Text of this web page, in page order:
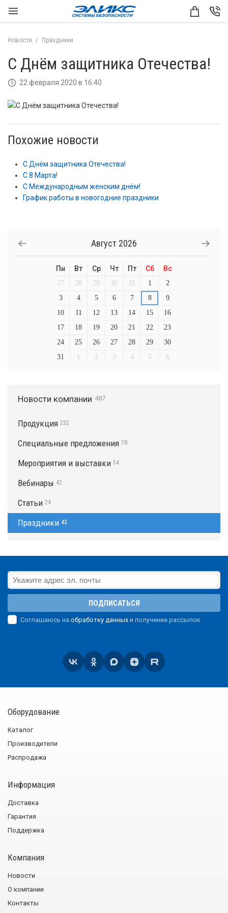
Новости Праздники
С Днём защитника Отечества!
22 февраля 2020 в 16:40
Похожие новости
С Днём защитника Отечества!
С 8 Марта!
С Международным женским днём!
График работы в новогодние праздники
Август 2026
Пн Вт Ср Чт Пт Сб Вс
27 28 29 30 31 1
2
3
4 5 6 7 8
9
10
11 12 13 14 15
16
17
18 19 20 21 22
23
24
25 26 27 28 29
30
31
1 2 3 4 5 6
Новости компании 487
Продукция 232
Специальные предложения 78
Мероприятия и выставки 54
Вебинары 42
Статьи 24
Праздники 43
ПОДПИСАТЬСЯ
Соглашаюсь на обработку данных и получение рассылок
Оборудование
Каталог
Производители
Распродажа
Информация
Доставка
Гарантия
Поддержка
Компания
Новости
О компании
Контакты